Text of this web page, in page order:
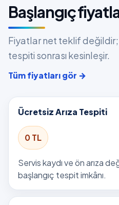
Başlangıç
Fiyatlar net teklif değildir;
tespiti sonrası kesinleşir.
Tüm fiyatları gör →
Ücretsiz Arıza Tespiti
0 TL
Servis kaydı ve ön arıza
başlangıç tespit imkânı.